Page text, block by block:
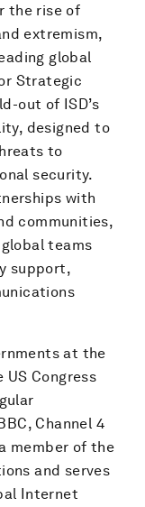
the rise of
extremism,
global
Strategic
out of ISD’s
designed to
to
security.
with
communities,
global teams
support,
at the
Congress
Channel 4
member of the
and serves
Internet